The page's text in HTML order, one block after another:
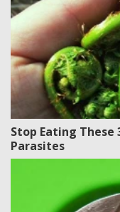
Stop Eating These
Parasites